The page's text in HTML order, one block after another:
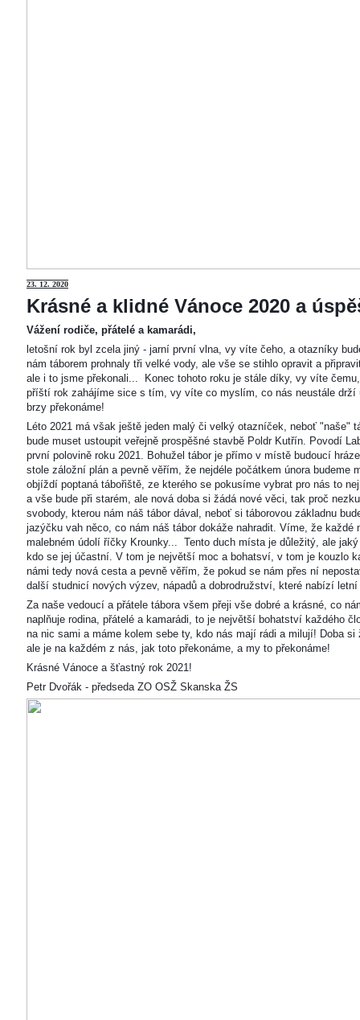
23. 12. 2020
Krásné a klidné Vánoce 2020 a
Vážení rodiče, přátelé a kamarádi,
letošní rok byl zcela jiný - jarní první vlna, vy víte čeho, a otazníky
nám táborem prohnaly tři velké vody, ale vše se stihlo opravit a
ale i to jsme překonali... Konec tohoto roku je stále díky, vy víte
příští rok zahájíme sice s tím, vy víte co myslím, co nás neustále
brzy překonáme!
Léto 2021 má však ještě jeden malý či velký otazníček, neboť "naše"
bude muset ustoupit veřejně prospěšné stavbě Poldr Kutřín. Povodí
první polovině roku 2021. Bohužel tábor je přímo v místě budoucí
stole záložní plán a pevně věřím, že nejdéle počátkem února
objíždí poptaná tábořiště, ze kterého se pokusíme vybrat pro nás to
a vše bude při starém, ale nová doba si žádá nové věci, tak proč
svobody, kterou nám náš tábor dával, neboť si táborovou základnu
jazýčku vah něco, co nám náš tábor dokáže nahradit. Víme, že
malebném údolí říčky Krounky... Tento duch místa je důležitý, ale
kdo se jej účastní. V tom je největší moc a bohatsví, v tom je kouzlo
námi tedy nová cesta a pevně věřím, že pokud se nám přes ní
další studnicí nových výzev, nápadů a dobrodružství, které nabízí letní
Za naše vedoucí a přátele tábora všem přeji vše dobré a krásné, co
naplňuje rodina, přátelé a kamarádi, to je největší bohatství každého
na nic sami a máme kolem sebe ty, kdo nás mají rádi a milují! Doba
ale je na každém z nás, jak toto překonáme, a my to překonáme!
Krásné Vánoce a šťastný rok 2021!
Petr Dvořák - předseda ZO OSŽ Skanska ŽS